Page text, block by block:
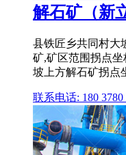
解石矿（新
县铁匠乡共同村大
矿,矿区范围拐点
坡上方解石矿拐点
联系电话: 180 3780